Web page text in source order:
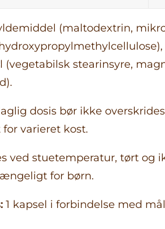
(maltodextrin,
stearinsyre,
dosis bør ikke
varieret kost.
ved stuetemperatur, tørt og
for børn.
1 kapsel i forbindelse med